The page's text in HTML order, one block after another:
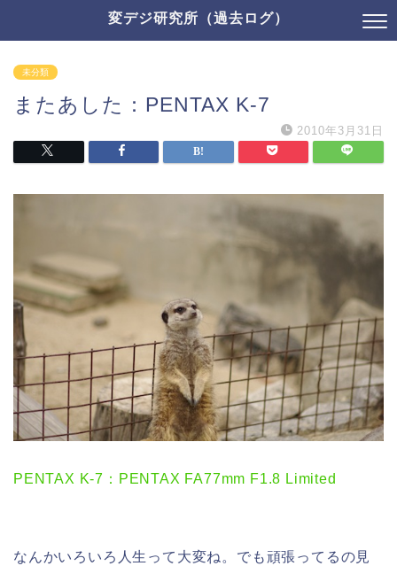
変デジ研究所（過去ログ）
未分類
またあした：PENTAX K-7
2010年3月31日
PENTAX K-7：PENTAX FA77mm F1.8 Limited
なんかいろいろ人生って大変ね。でも頑張ってるの見